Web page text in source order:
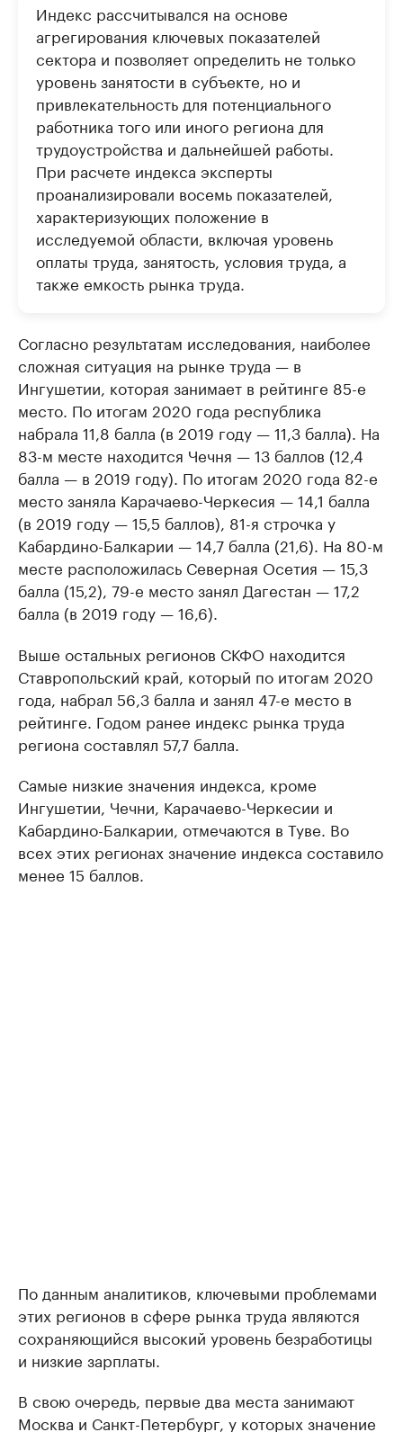
Индекс рассчитывался на основе
агрегирования ключевых показателей
сектора и позволяет определить не только
уровень занятости в субъекте, но и
привлекательность для потенциального
работника того или иного региона для
трудоустройства и дальнейшей работы.
При расчете индекса эксперты
проанализировали восемь показателей,
характеризующих положение в
исследуемой области, включая уровень
оплаты труда, занятость, условия труда, а
также емкость рынка труда.
Согласно результатам исследования, наиболее
сложная ситуация на рынке труда — в
Ингушетии, которая занимает в рейтинге 85-е
место. По итогам 2020 года республика
набрала 11,8 балла (в 2019 году — 11,3 балла). На
83-м месте находится Чечня — 13 баллов (12,4
балла — в 2019 году). По итогам 2020 года 82-е
место заняла Карачаево-Черкесия — 14,1 балла
(в 2019 году — 15,5 баллов), 81-я строчка у
Кабардино-Балкарии — 14,7 балла (21,6). На 80-м
месте расположилась Северная Осетия — 15,3
балла (15,2), 79-е место занял Дагестан — 17,2
балла (в 2019 году — 16,6).
Выше остальных регионов СКФО находится
Ставропольский край, который по итогам 2020
года, набрал 56,3 балла и занял 47-е место в
рейтинге. Годом ранее индекс рынка труда
региона составлял 57,7 балла.
Самые низкие значения индекса, кроме
Ингушетии, Чечни, Карачаево-Черкесии и
Кабардино-Балкарии, отмечаются в Туве. Во
всех этих регионах значение индекса составило
менее 15 баллов.
По данным аналитиков, ключевыми проблемами
этих регионов в сфере рынка труда являются
сохраняющийся высокий уровень безработицы
и низкие зарплаты.
В свою очередь, первые два места занимают
Москва и Санкт-Петербург, у которых значение